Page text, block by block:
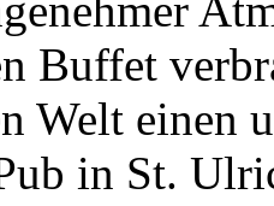
Buffet
Welt einen
in St.